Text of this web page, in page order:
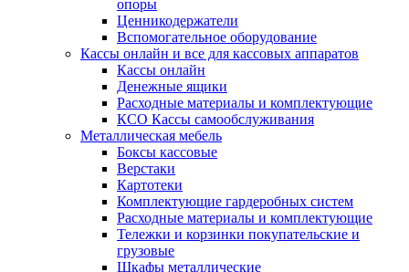
опоры
Ценникодержатели
Вспомогательное оборудование
Кассы онлайн и все для кассовых аппаратов
Кассы онлайн
Денежные ящики
Расходные материалы и комплектующие
КСО Кассы самообслуживания
Металлическая мебель
Боксы кассовые
Верстаки
Картотеки
Комплектующие гардеробных систем
Расходные материалы и комплектующие
Тележки и корзинки покупательские и
грузовые
Шкафы металлические